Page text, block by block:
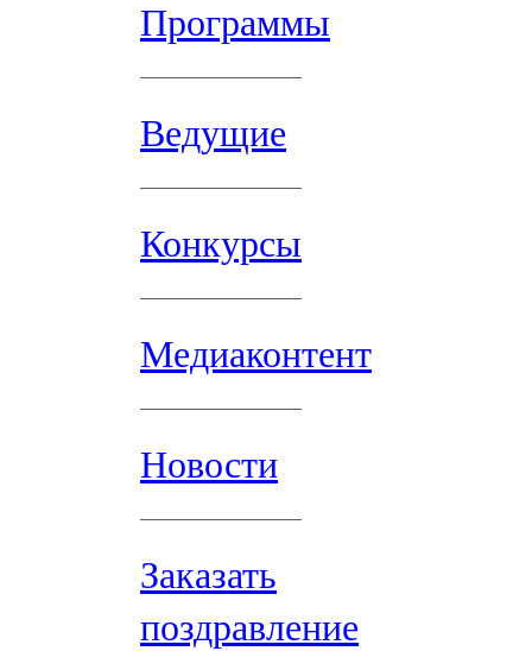
Программы
Ведущие
Конкурсы
Медиаконтент
Новости
Заказать
поздравление